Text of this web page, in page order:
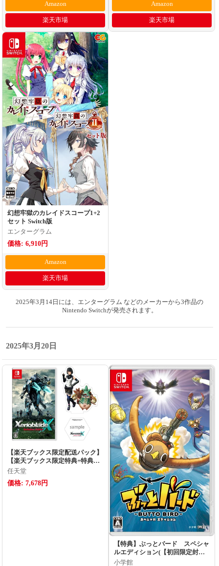
Amazon
楽天市場
Amazon
楽天市場
幻想牢獄のカレイドスコープ1+2
セット Switch版
エンターグラム
価格: 6,910円
Amazon
楽天市場
2025年3月14日には、エンターグラム などのメーカーから3作品の
Nintendo Switchが発売されます。
2025年3月20日
【楽天ブックス限定配送パック】
【楽天ブックス限定特典+特典】
ゼノブレイドクロス ディフィニ
タンド(7.5cm角）+【早期購入封
任天堂
価格: 7,678円
【特典】ぶっとバード スペシャ
ルエディション(【初回限定封入
特典】【ぶっとバード】よりドリ
小学館